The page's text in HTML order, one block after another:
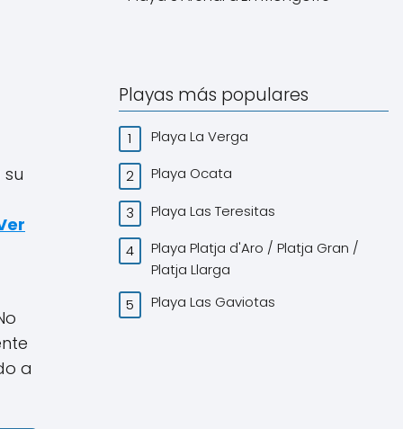
a
Playas más populares
Playa La Verga
Playa Ocata
Playa Las Teresitas
Playa Platja d'Aro / Platja Gran /
Platja Llarga
Playa Las Gaviotas